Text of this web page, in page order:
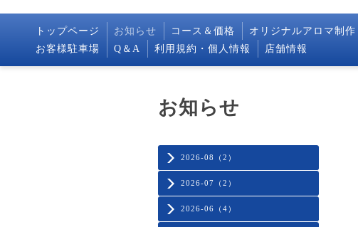
トップページ お知らせ コース＆価格 オリジナルアロマ制作
お客様駐車場
Q＆A 利用規約・個人情報 店舗情報
2026-08（2）
2026-07（2）
2026-06（4）
お知らせ